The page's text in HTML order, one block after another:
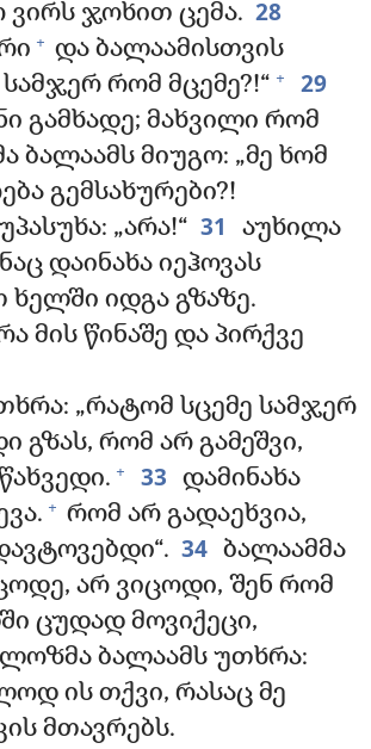
ჯოხით ცემა. 28
+ და ბალაამისთვის
რომ მცემე?!“ + 29
გამხადე; მახვილი რომ
ბალაამს მიუგო: „მე ხომ
გემსახურები?!
„არა!“ 31
აუხილა
დაინახა იეჰოვას
იდგა გზაზე.
მის წინაშე და პირქვე
„რატომ სცემე სამჯერ
გზას, რომ არ გამეშვი,
+ 33
დამინახა
+ რომ არ გადაეხვია,
34 ბალაამმა
არ ვიცოდი, შენ რომ
ცუდად მოვიქეცი,
ბალაამს უთხრა:
ის თქვი, რასაც მე
მთავრებს.